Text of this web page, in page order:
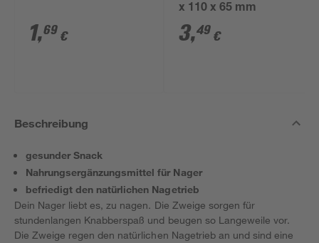
1,69 €
x 110 x 65 mm
3,49 €
Beschreibung
gesunder Snack
Nahrungsergänzungsmittel für Nager
befriedigt den natürlichen Nagetrieb
Dein Nager liebt es, zu nagen. Die Zweige sorgen für
stundenlangen Knabberspaß und beugen so Langeweile vor.
Die Zweige regen den natürlichen Nagetrieb an und sind eine